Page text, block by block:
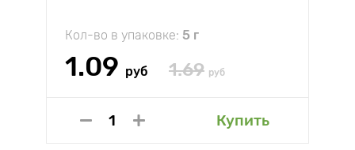
Кол-во в упаковке: 5 г
1.09 руб 1.69 руб
Купить